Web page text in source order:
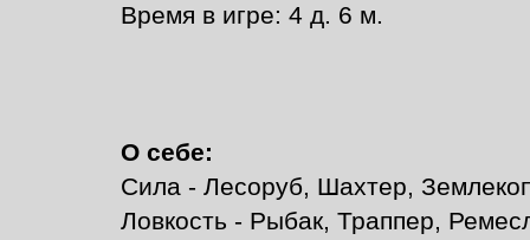
Время в игре: 4 д. 6 м.
О себе:
Сила - Лесоруб, Шахтер,
Ловкость - Рыбак, Траппер,